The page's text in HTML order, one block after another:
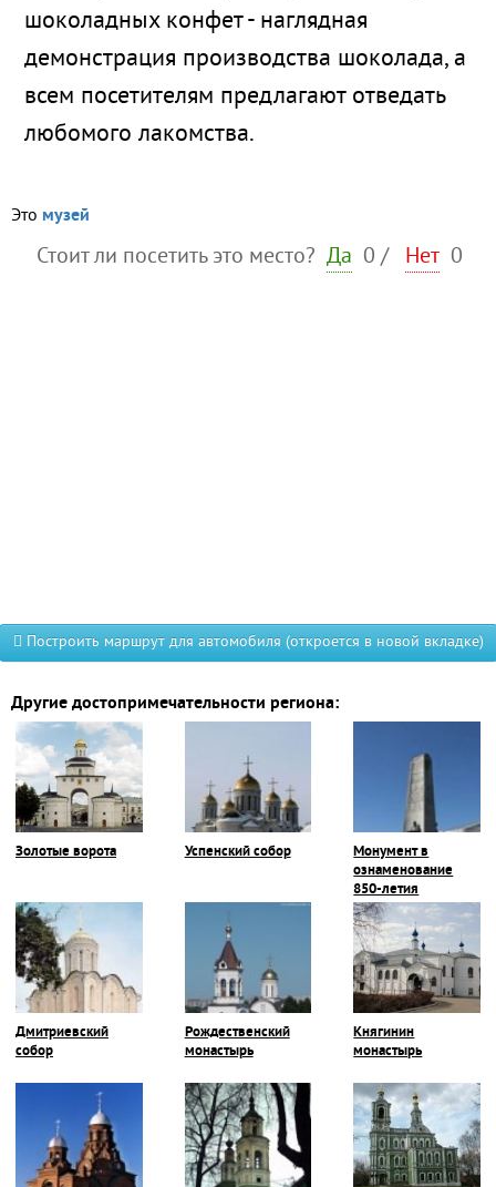
шоколадных конфет - наглядная
демонстрация производства шоколада, а
всем посетителям предлагают отведать
любомого лакомства.
Это музей
Стоит ли посетить это место? Да 0 / Нет 0
Построить маршрут для автомобиля (откроется в новой вкладке)
Другие достопримечательности региона:
Золотые ворота Успенский собор
Монумент в
ознаменование
850-летия
Владимира
Дмитриевский
собор
Рождественский
монастырь
Княгинин
монастырь